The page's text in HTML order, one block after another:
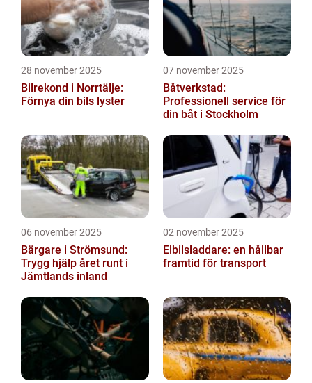
28 november 2025
Bilrekond i Norrtälje:
Förnya din bils lyster
07 november 2025
Båtverkstad:
Professionell service för
din båt i Stockholm
06 november 2025
Bärgare i Strömsund:
Trygg hjälp året runt i
Jämtlands inland
02 november 2025
Elbilsladdare: en hållbar
framtid för transport